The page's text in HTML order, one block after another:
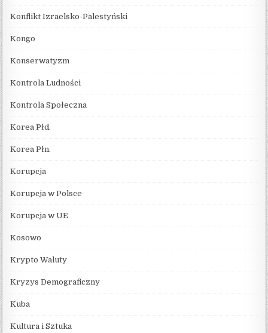
Konflikt Izraelsko-Palestyński
Kongo
Konserwatyzm
Kontrola Ludności
Kontrola Społeczna
Korea Płd.
Korea Płn.
Korupcja
Korupcja w Polsce
Korupcja w UE
Kosowo
Krypto Waluty
Kryzys Demograficzny
Kuba
Kultura i Sztuka